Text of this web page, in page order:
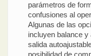
parámetros de
confusiones al
Algunas de las
incluyen balance
salida
posibilidad de